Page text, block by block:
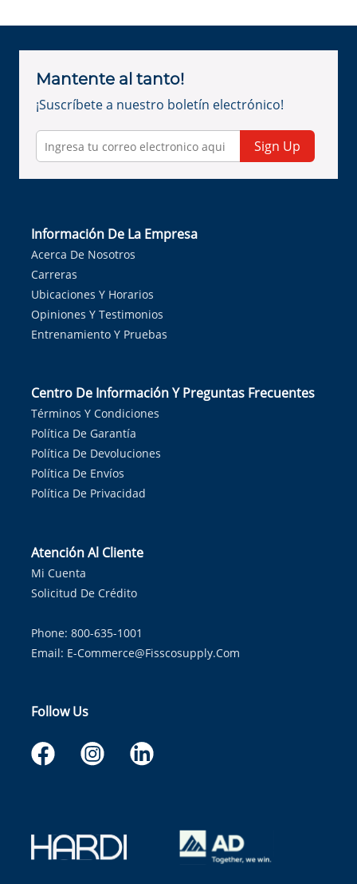
Mantente al tanto!
¡Suscríbete a nuestro boletín electrónico!
Sign Up
Información De La Empresa
Acerca De Nosotros
Carreras
Ubicaciones Y Horarios
Opiniones Y Testimonios
Entrenamiento Y Pruebas
Centro De Información Y Preguntas Frecuentes
Términos Y Condiciones
Política De Garantía
Política De Devoluciones
Política De Envíos
Política De Privacidad
Atención Al Cliente
Mi Cuenta
Solicitud De Crédito
Phone: 800-635-1001
Email: E-Commerce@fisscosupply.com
Follow Us